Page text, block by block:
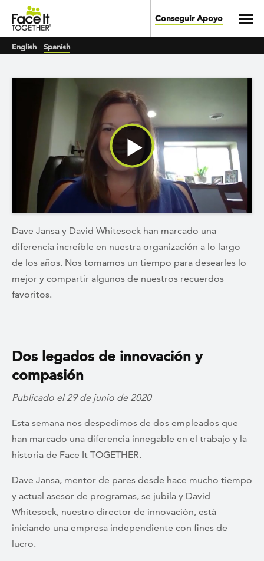
Skip to main content
Conseguir Apoyo
English Spanish
Watch Video
Dave Jansa y David Whitesock han marcado una
diferencia increíble en nuestra organización a lo largo
de los años. Nos tomamos un tiempo para desearles lo
mejor y compartir algunos de nuestros recuerdos
favoritos.
Dos legados de innovación y
compasión
Publicado el 29 de junio de 2020
Esta semana nos despedimos de dos empleados que
han marcado una diferencia innegable en el trabajo y la
historia de Face It TOGETHER.
Dave Jansa, mentor de pares desde hace mucho tiempo
y actual asesor de programas, se jubila y David
Whitesock, nuestro director de innovación, está
iniciando una empresa independiente con fines de
lucro.